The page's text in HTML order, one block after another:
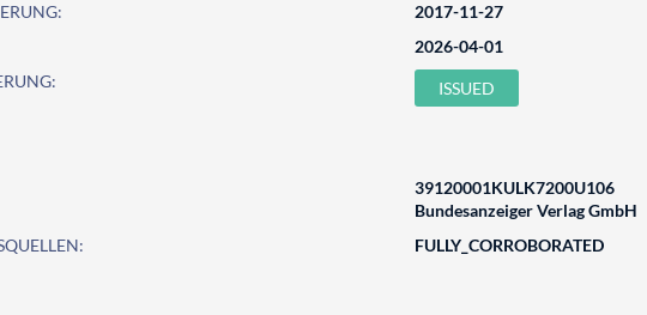
2017-11-27
2026-04-01
ISSUED
39120001KULK7200U106
Bundesanzeiger Verlag GmbH
FULLY_CORROBORATED